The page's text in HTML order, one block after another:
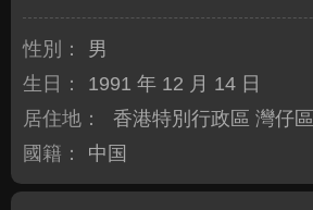
性別：
男
生日：
1991 年 12 月 14 日
居住地：
香港特別行政區 灣仔區
國籍：
中国